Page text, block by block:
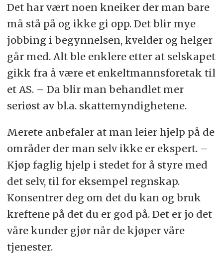
Det har vært noen kneiker der man bare
må stå på og ikke gi opp. Det blir mye
jobbing i begynnelsen, kvelder og helger
går med. Alt ble enklere etter at selskapet
gikk fra å være et enkeltmannsforetak til
et AS. – Da blir man behandlet mer
seriøst av bl.a. skattemyndighetene.
Merete anbefaler at man leier hjelp på de
områder der man selv ikke er ekspert. –
Kjøp faglig hjelp i stedet for å styre med
det selv, til for eksempel regnskap.
Konsentrer deg om det du kan og bruk
kreftene på det du er god på. Det er jo det
våre kunder gjør når de kjøper våre
tjenester.